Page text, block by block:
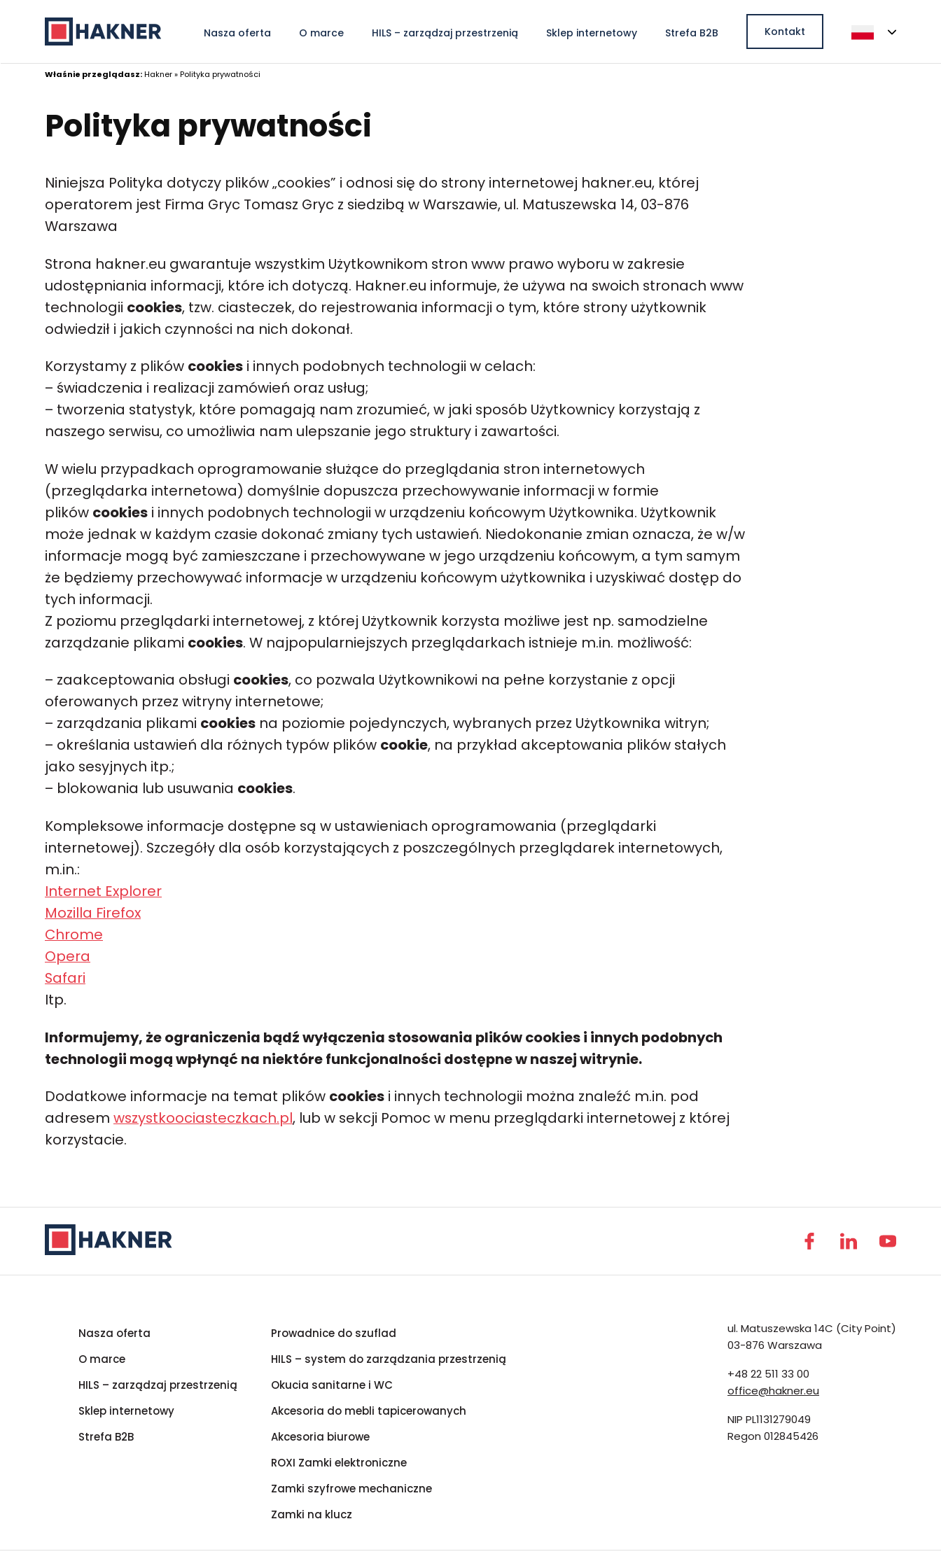
Nasza oferta O marce HILS – zarządzaj przestrzenią Sklep internetowy Strefa B2B Kontakt
Właśnie przeglądasz:Hakner»Polityka prywatności
Polityka prywatności
Niniejsza Polityka dotyczy plików „cookies” i odnosi się do strony internetowej hakner.eu, której
operatorem jest Firma Gryc Tomasz Gryc z siedzibą w Warszawie, ul. Matuszewska 14, 03-876
Warszawa
Strona hakner.eu gwarantuje wszystkim Użytkownikom stron www prawo wyboru w zakresie
udostępniania informacji, które ich dotyczą. Hakner.eu informuje, że używa na swoich stronach www
technologii cookies, tzw. ciasteczek, do rejestrowania informacji o tym, które strony użytkownik
odwiedził i jakich czynności na nich dokonał.
Korzystamy z plików cookies i innych podobnych technologii w celach:
– świadczenia i realizacji zamówień oraz usług;
– tworzenia statystyk, które pomagają nam zrozumieć, w jaki sposób Użytkownicy korzystają z
naszego serwisu, co umożliwia nam ulepszanie jego struktury i zawartości.
W wielu przypadkach oprogramowanie służące do przeglądania stron internetowych
(przeglądarka internetowa) domyślnie dopuszcza przechowywanie informacji w formie
plików cookies i innych podobnych technologii w urządzeniu końcowym Użytkownika. Użytkownik
może jednak w każdym czasie dokonać zmiany tych ustawień. Niedokonanie zmian oznacza, że w/w
informacje mogą być zamieszczane i przechowywane w jego urządzeniu końcowym, a tym samym
że będziemy przechowywać informacje w urządzeniu końcowym użytkownika i uzyskiwać dostęp do
tych informacji.
Z poziomu przeglądarki internetowej, z której Użytkownik korzysta możliwe jest np. samodzielne
zarządzanie plikami cookies. W najpopularniejszych przeglądarkach istnieje m.in. możliwość:
– zaakceptowania obsługi cookies, co pozwala Użytkownikowi na pełne korzystanie z opcji
oferowanych przez witryny internetowe;
– zarządzania plikami cookies na poziomie pojedynczych, wybranych przez Użytkownika witryn;
– określania ustawień dla różnych typów plików cookie, na przykład akceptowania plików stałych
jako sesyjnych itp.;
– blokowania lub usuwania cookies.
Kompleksowe informacje dostępne są w ustawieniach oprogramowania (przeglądarki
internetowej). Szczegóły dla osób korzystających z poszczególnych przeglądarek internetowych,
m.in.:
Internet Explorer
Mozilla Firefox
Chrome
Opera
Safari
Itp.
Informujemy, że ograniczenia bądź wyłączenia stosowania plików cookies i innych podobnych
technologii mogą wpłynąć na niektóre funkcjonalności dostępne w naszej witrynie.
Dodatkowe informacje na temat plików cookies i innych technologii można znaleźć m.in. pod
adresem wszystkoociasteczkach.pl, lub w sekcji Pomoc w menu przeglądarki internetowej z której
korzystacie.
Nasza oferta
O marce
HILS – zarządzaj przestrzenią
Sklep internetowy
Strefa B2B
Prowadnice do szuflad
HILS – system do zarządzania przestrzenią
Okucia sanitarne i WC
Akcesoria do mebli tapicerowanych
Akcesoria biurowe
ROXI Zamki elektroniczne
Zamki szyfrowe mechaniczne
Zamki na klucz
ul. Matuszewska 14C (City Point)
03-876 Warszawa
+48 22 511 33 00
office@hakner.eu
NIP PL1131279049
Regon 012845426